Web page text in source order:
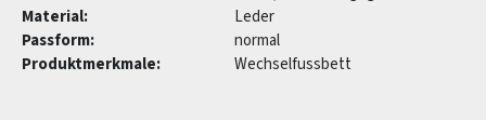
Material:
Leder
Passform:
normal
Produktmerkmale:
Wechselfussbett